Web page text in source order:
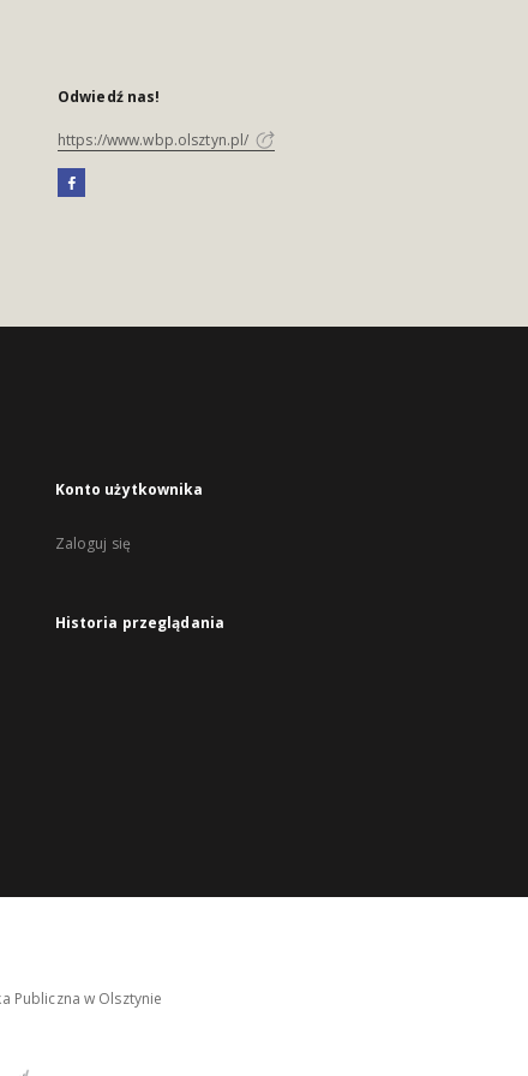
Odwiedź nas!
https://www.wbp.olsztyn.pl/
Konto użytkownika
Zaloguj się
Historia przeglądania
Publiczna w Olsztynie